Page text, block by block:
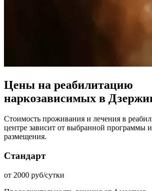
Цены на реабилитацию
наркозависимых в
Стоимость проживания и лечения в
центре зависит от выбранной программы
размещения.
Стандарт
от 2000 руб/сутки